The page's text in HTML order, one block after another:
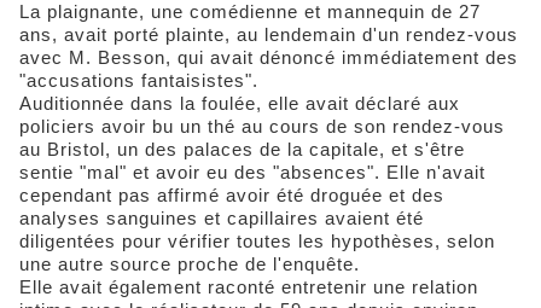
La plaignante, une comédienne et mannequin de 27
ans, avait porté plainte, au lendemain d'un rendez-vous
avec M. Besson, qui avait dénoncé immédiatement des
"accusations fantaisistes".
Auditionnée dans la foulée, elle avait déclaré aux
policiers avoir bu un thé au cours de son rendez-vous
au Bristol, un des palaces de la capitale, et s'être
sentie "mal" et avoir eu des "absences". Elle n'avait
cependant pas affirmé avoir été droguée et des
analyses sanguines et capillaires avaient été
diligentées pour vérifier toutes les hypothèses, selon
une autre source proche de l'enquête.
Elle avait également raconté entretenir une relation